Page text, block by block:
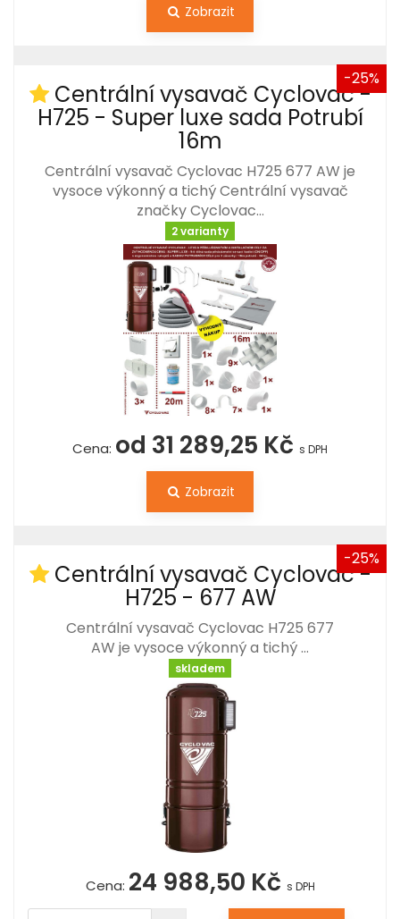
Zobrazit
-25%
Centrální vysavač Cyclovac -
H725 - Super luxe sada Potrubí
16m
Centrální vysavač Cyclovac H725 677 AW je
vysoce výkonný a tichý Centrální vysavač
značky Cyclovac…
2 varianty
Cena: od 31 289,25 Kč s DPH
Zobrazit
-25%
Centrální vysavač Cyclovac -
H725 - 677 AW
Centrální vysavač Cyclovac H725 677
AW je vysoce výkonný a tichý …
skladem
Cena: 24 988,50 Kč s DPH